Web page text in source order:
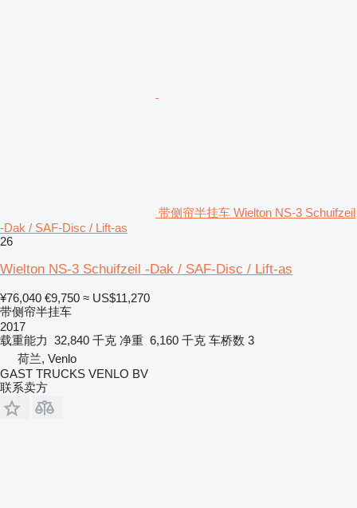
带侧帘半挂车 Wielton NS-3 Schuifzeil
-Dak / SAF-Disc / Lift-as
26
Wielton NS-3 Schuifzeil -Dak / SAF-Disc / Lift-as
¥76,040 €9,750 ≈ US$11,270
带侧帘半挂车
2017
载重能力 32,840 千克 净重 6,160 千克 车桥数 3
荷兰, Venlo
GAST TRUCKS VENLO BV
联系卖方